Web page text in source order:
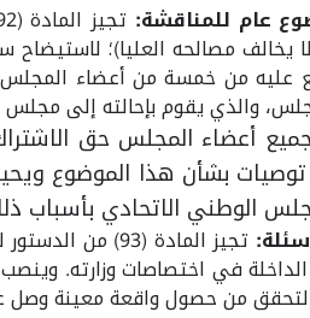
عام للمناقشة:
يخالف مصالحه العليا)؛
من خمسة من أعضاء المجلس -
والذي يقوم بإحالته إلى مجلس
أعضاء المجلس حق
بشأن هذا الموضوع
الوطني الاتحادي بأسباب
تجيز المادة
الداخلة في اختصاصات وزارته.
التحقق من حصول واقعة معينة وصل